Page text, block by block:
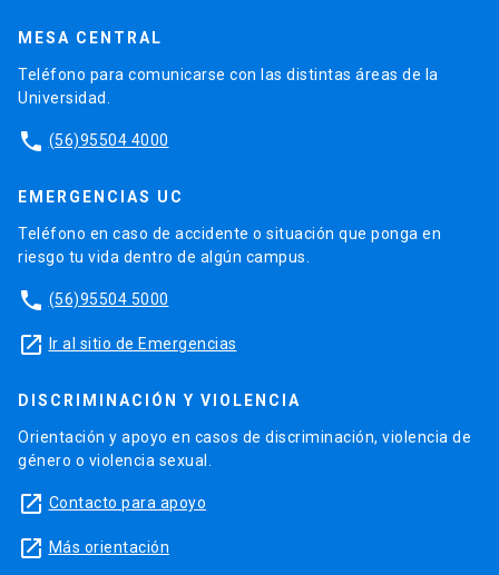
MESA CENTRAL
Teléfono para comunicarse con las distintas áreas de la
Universidad.
phone (56)95504 4000
EMERGENCIAS UC
Teléfono en caso de accidente o situación que ponga en
riesgo tu vida dentro de algún campus.
phone (56)95504 5000
launch Ir al sitio de Emergencias
DISCRIMINACIÓN Y VIOLENCIA
Orientación y apoyo en casos de discriminación, violencia de
género o violencia sexual.
launch Contacto para apoyo
launch Más orientación